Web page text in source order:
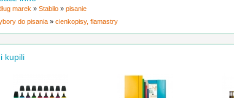
marek » Stabilo » pisanie
do pisania » cienkopisy, flamastry
kupili